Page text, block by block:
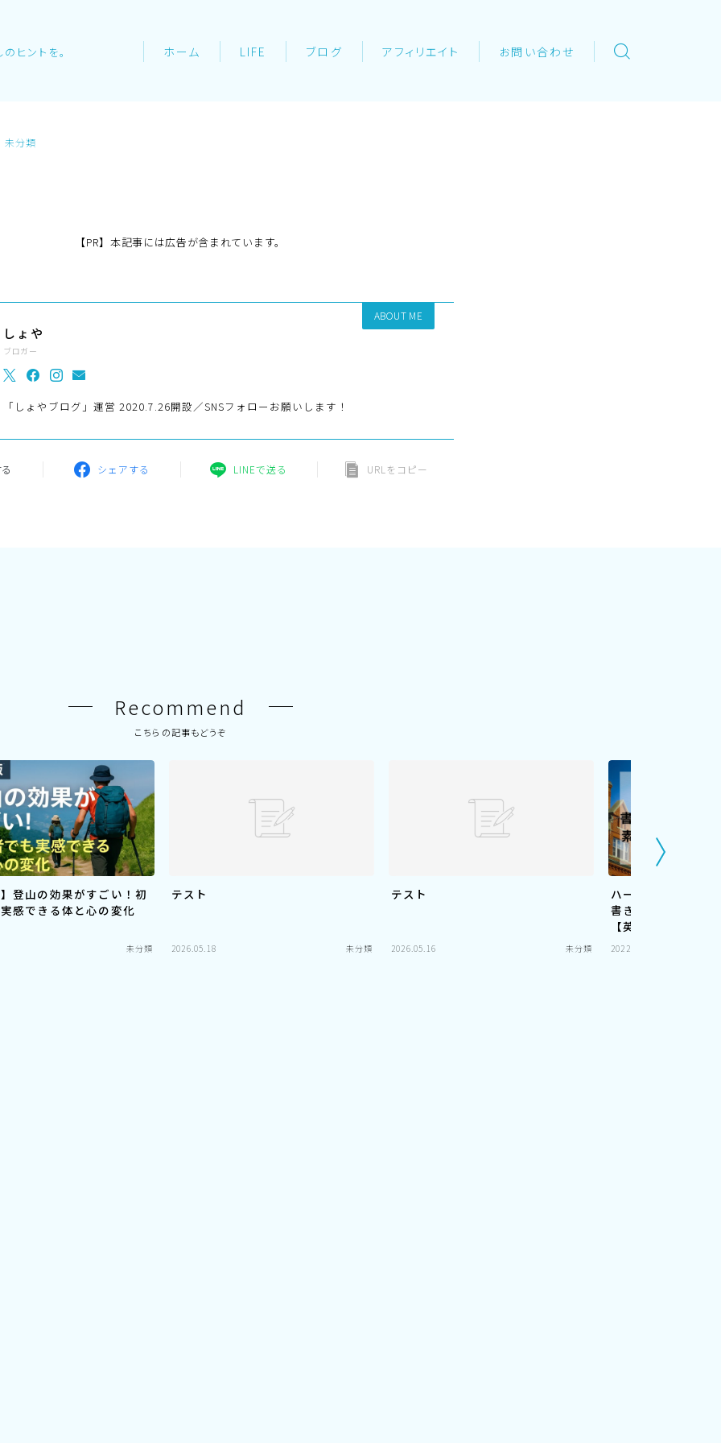
ヒントを。 ホーム LIFE ブログ アフィリエイト お問い合わせ
未分類
【PR】本記事には広告が含まれています。
ABOUT ME
しょや
ブロガー
「しょやブログ」運営 2020.7.26開設／SNSフォローお願いします！
シェアする LINEで送る URLをコピー
Recommend
こちらの記事もどうぞ
登山の効果がすごい！初
感できる体と心の変化
未分類
テスト
2026.05.18 未分類
テスト
2026.05.16 未分類
ハーバード大学図
書き：20か条の名
【英語付きで紹介】
2022.12.24